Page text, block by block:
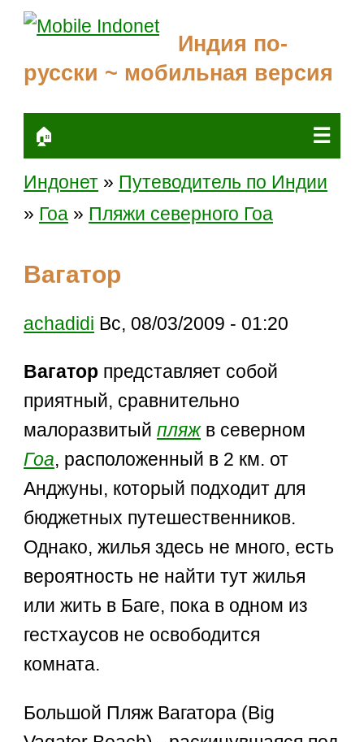
Индия по-
русски ~ мобильная версия
🏠 ☰
Индонет » Путеводитель по Индии
» Гоа » Пляжи северного Гоа
Вагатор
achadidi Вс, 08/03/2009 - 01:20
Вагатор представляет собой
приятный, сравнительно
малоразвитыйпляжв северном
Гоа, расположенный в 2 км. от
Анджуны, который подходит для
бюджетных путешественников.
Однако, жилья здесь не много, есть
вероятность не найти тут жилья
или жить в Баге, пока в одном из
гестхаусов не освободится
комната.
Большой Пляж Вагатора (Big